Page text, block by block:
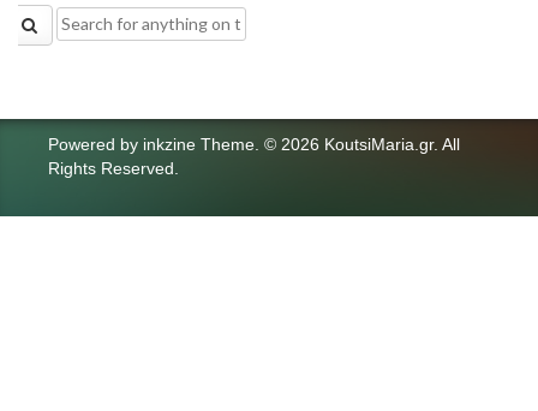
Search
for:
Powered by inkzine Theme © 2026 KoutsiMaria.gr. All
Rights Reserved.